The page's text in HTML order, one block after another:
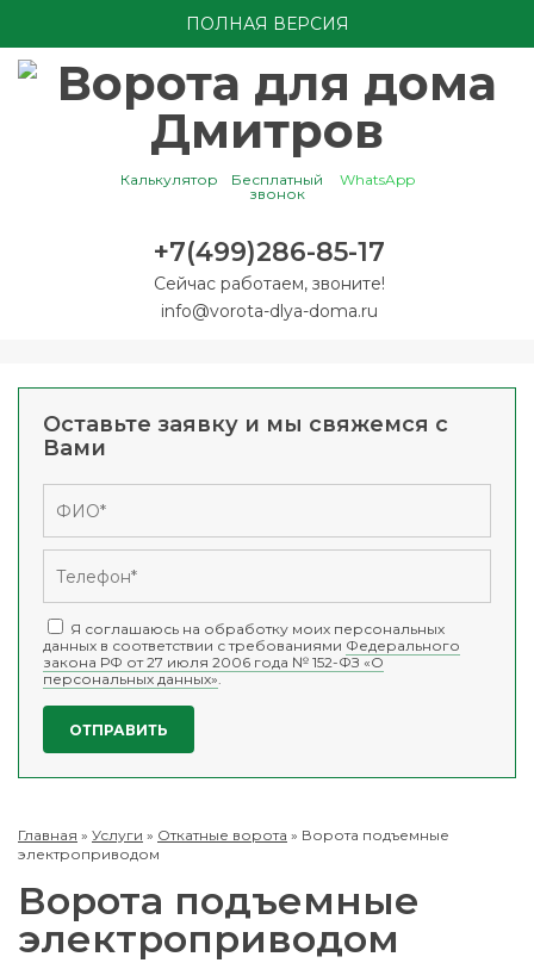
ПОЛНАЯ ВЕРСИЯ
Калькулятор
Бесплатный
звонок
WhatsApp
+7(499)286-85-17
Сейчас работаем, звоните!
info@vorota-dlya-doma.ru
Оставьте заявку и мы свяжемся с
Вами
Я соглашаюсь на обработку моих персональных
данных в соответствии с требованиями Федерального
закона РФ от 27 июля 2006 года № 152-ФЗ «О
персональных данных».
Главная » Услуги » Откатные ворота » Ворота подъемные
электроприводом
Ворота подъемные
электроприводом